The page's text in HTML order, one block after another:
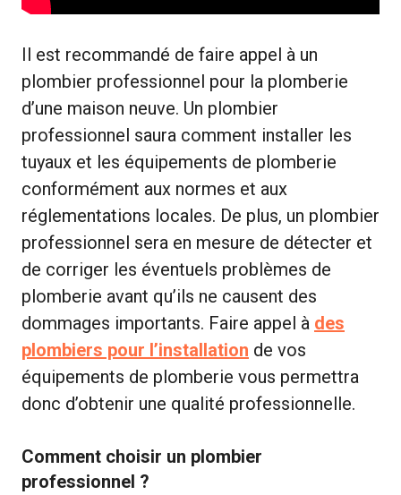
Il est recommandé de faire appel à un
plombier professionnel pour la plomberie
d’une maison neuve. Un plombier
professionnel saura comment installer les
tuyaux et les équipements de plomberie
conformément aux normes et aux
réglementations locales. De plus, un plombier
professionnel sera en mesure de détecter et
de corriger les éventuels problèmes de
plomberie avant qu’ils ne causent des
dommages importants. Faire appel à des
plombiers pour l’installation de vos
équipements de plomberie vous permettra
donc d’obtenir une qualité professionnelle.
Comment choisir un plombier
professionnel ?